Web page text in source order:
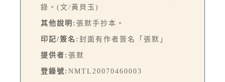
錄。(文/黃貝玉)
其他說明: 張默手抄本。
印記/簽名: 封面有作者簽名「張默」
提供者: 張默
登錄號: NMTL20070460003